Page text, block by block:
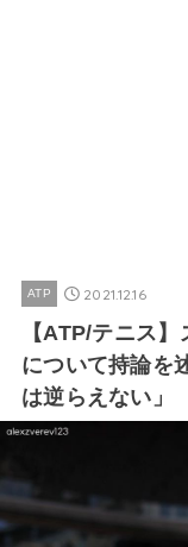
ATP 2021.12.16
【ATP/テニス
について持論を
は逆らえない」